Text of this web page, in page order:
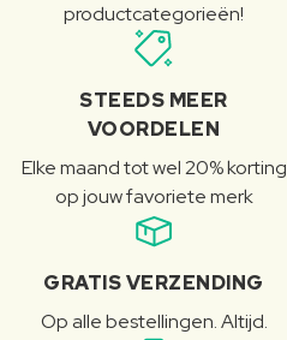
productcategorieën!
STEEDS MEER
VOORDELEN
Elke maand tot wel 20% korting
op jouw favoriete merk
GRATIS VERZENDING
Op alle bestellingen. Altijd.